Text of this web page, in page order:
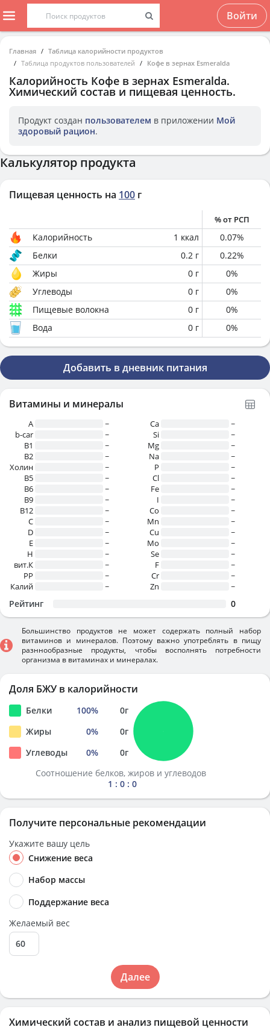
Войти
Главная
Таблица калорийности продуктов
Таблица продуктов пользователей
Кофе в зернах Esmeralda
Калорийность Кофе в зернах Esmeralda.
Химический состав и пищевая ценность.
Продукт создан пользователем в приложении Мой
здоровый рацион.
Химический состав и анализ пищевой ценности
Калькулятор продукта
Пищевая ценность на 100 г
% от РСП
Калорийность 1 ккал 0.07%
Белки
0.2 г 0.22%
Жиры
0 г 0%
Углеводы
0 г 0%
Пищевые волокна
0 г 0%
Вода
0 г 0%
Добавить в дневник питания
Витамины и минералы
A
~
b-car
~
В1
~
B2
~
Холин
~
B5
~
B6
~
B9
~
B12
~
C
~
D
~
E
~
H
~
вит.К
~
PP
~
Калий
~
Ca
~
Si
~
Mg
~
Na
~
P
~
Cl
~
Fe
~
I
~
Co
~
Mn
~
Cu
~
Mo
~
Se
~
F
~
Cr
~
Zn
~
Рейтинг 0
Большинство продуктов не может содержать полный набор
витаминов и минералов. Поэтому важно употреблять в пищу
разннообразные продукты, чтобы восполнять потребности
организма в витаминах и минералах.
Доля БЖУ в калорийности
Белки 100% 0г
Жиры
0% 0г
Углеводы
0% 0г
Соотношение белков, жиров и углеводов
1 : 0 : 0
Получите персональные рекомендации
Укажите вашу цель
Снижение веса
Набор массы
Поддержание веса
Желаемый вес
Далее